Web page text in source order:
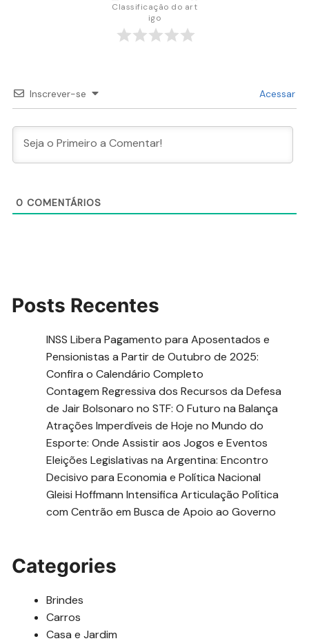
Classificação do art
igo
Inscrever-se Acessar
0 COMENTÁRIOS
Posts Recentes
INSS Libera Pagamento para Aposentados e
Pensionistas a Partir de Outubro de 2025:
Confira o Calendário Completo
Contagem Regressiva dos Recursos da Defesa
de Jair Bolsonaro no STF: O Futuro na Balança
Atrações Imperdíveis de Hoje no Mundo do
Esporte: Onde Assistir aos Jogos e Eventos
Eleições Legislativas na Argentina: Encontro
Decisivo para Economia e Política Nacional
Gleisi Hoffmann Intensifica Articulação Política
com Centrão em Busca de Apoio ao Governo
Categories
Brindes
Carros
Casa e Jardim